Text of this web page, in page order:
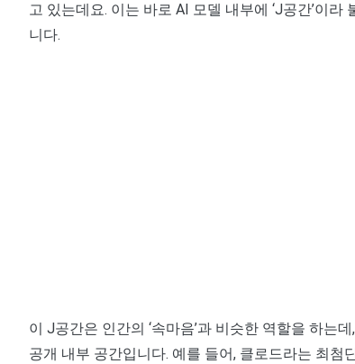
고 있는데요. 이는 바로 AI 모델 내부에 ‘J공간’이
니다.
이 J공간은 인간의 ‘속마음’과 비슷한 역할을 하는
공개 내부 공간입니다. 예를 들어, 클로드라는 최첨